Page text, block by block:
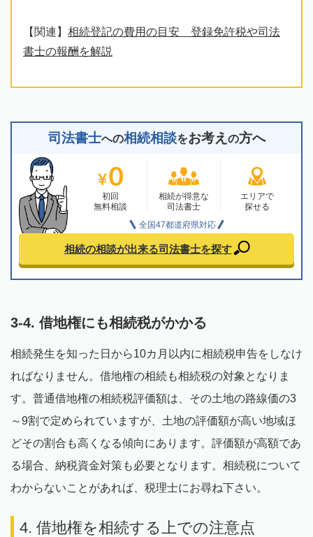
【関連】 相続登記の費用の目安 登録免許税や司法
書士の報酬を解説
司法書士への相続相談をお考え の方へ
初回
無料相談
相続が得意な
司法書士
エリアで
探せる
全国47都道府県対応
相続の相談が出来る司法書士を探す
3-4. 借地権にも相続税がかかる
相続発生を知った日から10カ月以内に相続税申告をしなけ
ればなりません。借地権の相続も相続税の対象となりま
す。普通借地権の相続税評価額は、その土地の路線価の3
～9割で定められていますが、土地の評価額が高い地域ほ
どその割合も高くなる傾向にあります。評価額が高額であ
る場合、納税資金対策も必要となります。相続税について
わからないことがあれば、税理士にお尋ね下さい。
4. 借地権を相続する上での注意点